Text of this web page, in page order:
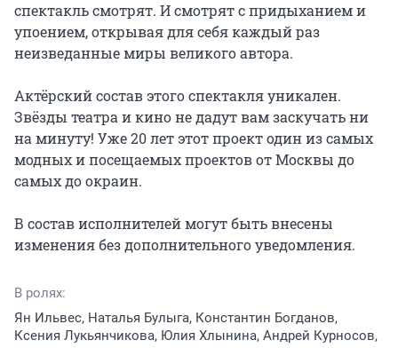
спектакль смотрят. И смотрят с придыханием и
упоением, открывая для себя каждый раз
неизведанные миры великого автора.
Актёрский состав этого спектакля уникален.
Звёзды театра и кино не дадут вам заскучать ни
на минуту! Уже 20 лет этот проект один из самых
модных и посещаемых проектов от Москвы до
самых до окраин.
В состав исполнителей могут быть внесены
изменения без дополнительного уведомления.
В ролях:
Ян Ильвес, Наталья Булыга, Константин Богданов,
Ксения Лукьянчикова, Юлия Хлынина, Андрей Курносов,